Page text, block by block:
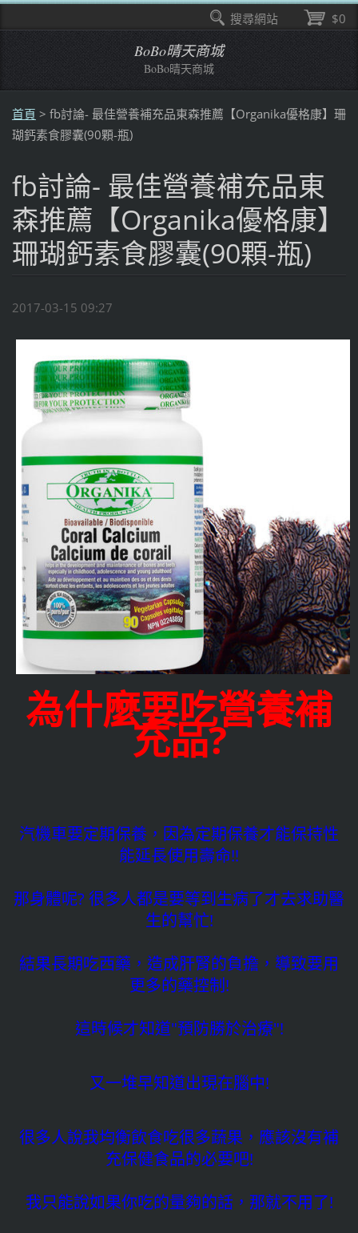
BoBo晴天商城
BoBo晴天商城
首頁 > fb討論- 最佳營養補充品東森推薦【Organika優格康】珊
瑚鈣素食膠囊(90顆-瓶)
fb討論- 最佳營養補充品東
森推薦【Organika優格康】
珊瑚鈣素食膠囊(90顆-瓶)
2017-03-15 09:27
為什麼要吃營養補
充品?
汽機車要定期保養，因為定期保養才能保持性
能延長使用壽命!!
那身體呢? 很多人都是要等到生病了才去求助醫
生的幫忙!
結果長期吃西藥，造成肝腎的負擔，導致要用
更多的藥控制!
這時候才知道"預防勝於治療"!
又一堆早知道出現在腦中!
很多人說我均衡飲食吃很多蔬果，應該沒有補
充保健食品的必要吧!
我只能說如果你吃的量夠的話，那就不用了!
$0
搜尋網站